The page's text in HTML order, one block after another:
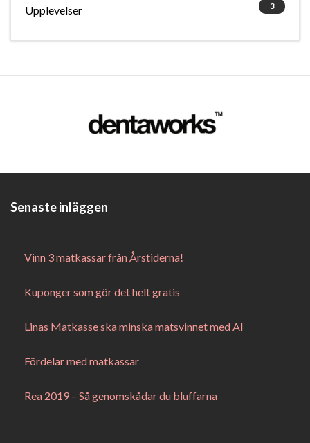
3
Upplevelser
Senaste inläggen
Vinn 3 matkassar från Årstiderna!
Kuponger som gör det helt gratis
Linas Matkasse ska minska matsvinnet med AI
Fördelar med matkassar
Rea 2019 – Så genomskådar du bluffarna